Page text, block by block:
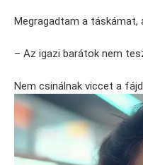
Megragadtam a táskámat,
– Az igazi barátok nem
Nem csinálnak viccet a